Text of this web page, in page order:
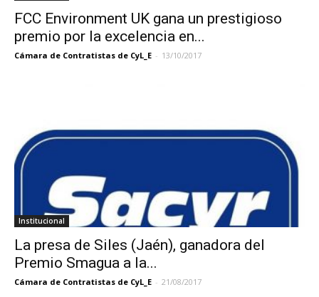
FCC Environment UK gana un prestigioso
premio por la excelencia en...
Cámara de Contratistas de CyL_E - 13/10/2017
Institucional
La presa de Siles (Jaén), ganadora del
Premio Smagua a la...
Cámara de Contratistas de CyL_E - 21/08/2017